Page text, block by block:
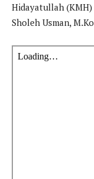
Hidayatullah
Sholeh Usman,